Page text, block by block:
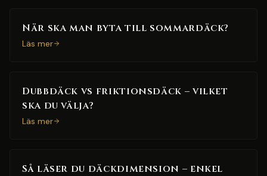
När ska man byta till sommardäck?
Läs mer
Dubbdäck vs friktionsdäck – vilket
ska du välja?
Läs mer
Så läser du däckdimension – enkel